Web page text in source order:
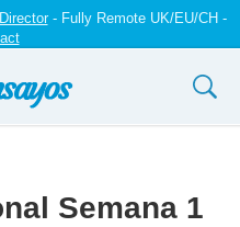
- Fully Remote UK/EU/CH -
Semana 1